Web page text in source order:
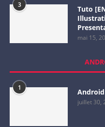
3
Tuto
mai 15,
1
juillet 30,